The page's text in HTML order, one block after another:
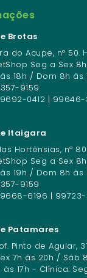
Brotas
do Acupe, nº 50.
Seg a Sex
18h / Dom 8h às
9159
0412 | 99646-
Itaigara
Hortênsias, nº
Seg a Sex
19h / Dom 8h às
9159
6196 |
Patamares
Pinto de Aguiar,
7h às 20h / Sáb
às 17h - Clínica: